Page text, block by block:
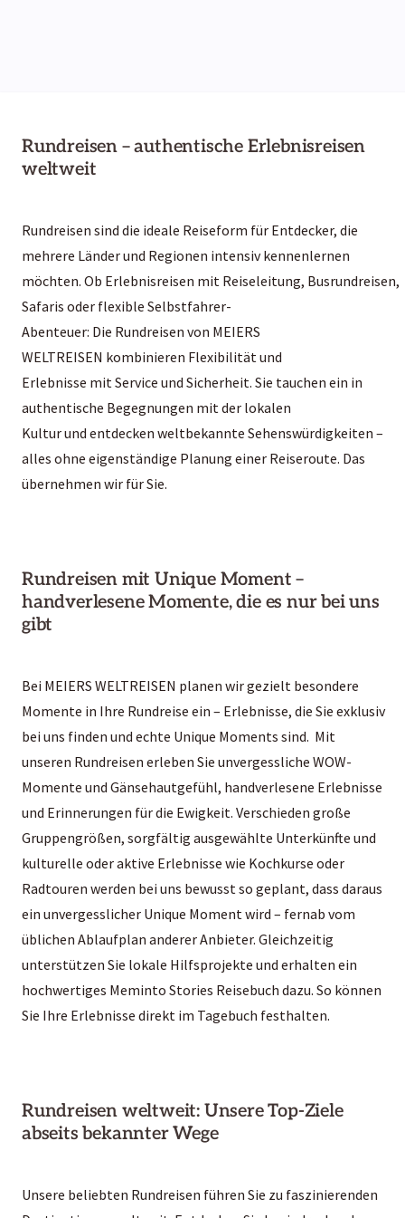
Rundreisen – authentische Erlebnisreisen
weltweit
Rundreisen sind die ideale Reiseform für Entdecker, die
mehrere Länder und Regionen intensiv kennenlernen
möchten. Ob Erlebnisreisen mit Reiseleitung, Busrundreisen,
Safaris oder flexible Selbstfahrer-
Abenteuer: Die Rundreisen von MEIERS
WELTREISEN kombinieren Flexibilität und
Erlebnisse mit Service und Sicherheit. Sie tauchen ein in
authentische Begegnungen mit der lokalen
Kultur und entdecken weltbekannte Sehenswürdigkeiten –
alles ohne eigenständige Planung einer Reiseroute. Das
übernehmen wir für Sie.
Rundreisen mit Unique Moment –
handverlesene Momente, die es nur bei uns
gibt
Bei MEIERS WELTREISEN planen wir gezielt besondere
Momente in Ihre Rundreise ein – Erlebnisse, die Sie exklusiv
bei uns finden und echte Unique Moments sind. Mit
unseren Rundreisen erleben Sie unvergessliche WOW-
Momente und Gänsehautgefühl, handverlesene Erlebnisse
und Erinnerungen für die Ewigkeit. Verschieden große
Gruppengrößen, sorgfältig ausgewählte Unterkünfte und
kulturelle oder aktive Erlebnisse wie Kochkurse oder
Radtouren werden bei uns bewusst so geplant, dass daraus
ein unvergesslicher Unique Moment wird – fernab vom
üblichen Ablaufplan anderer Anbieter. Gleichzeitig
unterstützen Sie lokale Hilfsprojekte und erhalten ein
hochwertiges Meminto Stories Reisebuch dazu. So können
Sie Ihre Erlebnisse direkt im Tagebuch festhalten.
Rundreisen weltweit: Unsere Top-Ziele
abseits bekannter Wege
Unsere beliebten Rundreisen führen Sie zu faszinierenden